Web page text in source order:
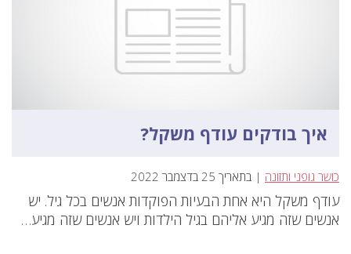
איך בודקים עודף משקל?
כושר גופני ותזונה | בתאריך 25 בדצמבר 2022
עודף משקל היא אחת הבעיות הפוקדות אנשים בכל גיל. יש
אנשים שזה מגיע אליהם בגיל הילדות ויש אנשים שזה מגיע…